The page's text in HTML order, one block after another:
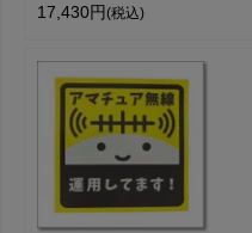
17,430円(税込)